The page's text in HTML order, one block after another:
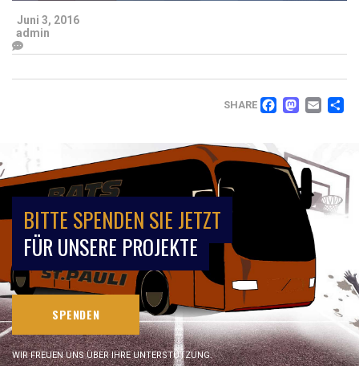
Juni 3, 2016
admin
SHARE
BITTE SPENDEN SIE JETZT
FÜR UNSERE PROJEKTE
SPENDEN
WIR FREUEN UNS ÜBER IHRE UNTERSTÜTZUNG.